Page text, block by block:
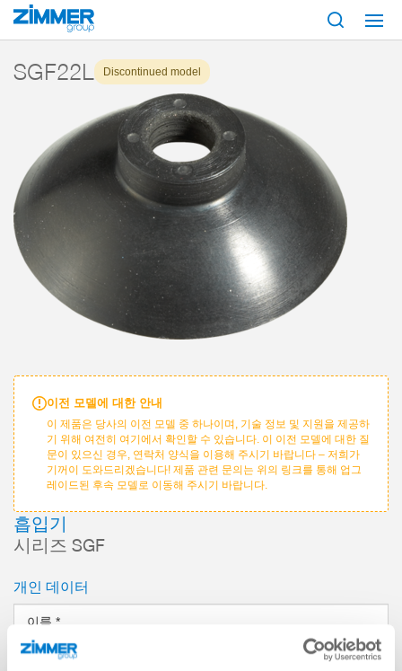
시작 제품 시리즈 SGF SGF22L
SGF22L Discontinued model
이전 모델에 대한 안내
이 제품은 당사의 이전 모델 중 하나이며, 기술 정보 및 지원을 제공하
기 위해 여전히 여기에서 확인할 수 있습니다. 이 이전 모델에 대한 질
문이 있으신 경우, 연락처 양식을 이용해 주시기 바랍니다 – 저희가
기꺼이 도와드리겠습니다! 제품 관련 문의는 위의 링크를 통해 업그
레이드된 후속 모델로 이동해 주시기 바랍니다.
흡입기
시리즈 SGF
개인 데이터
이름 *